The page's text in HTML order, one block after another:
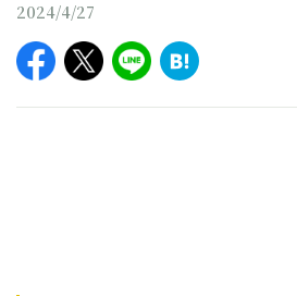
2024/4/27